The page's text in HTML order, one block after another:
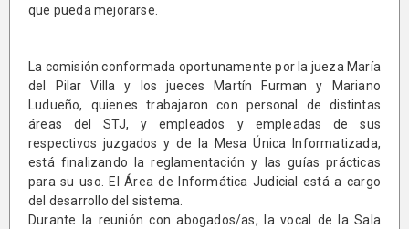
que pueda mejorarse.
La comisión conformada oportunamente por la jueza María
del Pilar Villa y los jueces Martín Furman y Mariano
Ludueño, quienes trabajaron con personal de distintas
áreas del STJ, y empleados y empleadas de sus
respectivos juzgados y de la Mesa Única Informatizada,
está finalizando la reglamentación y las guías prácticas
para su uso. El Área de Informática Judicial está a cargo
del desarrollo del sistema.
Durante la reunión con abogados/as, la vocal de la Sala